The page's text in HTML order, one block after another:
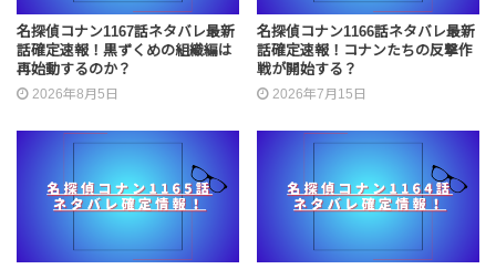
名探偵コナン1167話ネタバレ最新
話確定速報！黒ずくめの組織編は
再始動するのか？
2026年8月5日
名探偵コナン1166話ネタバレ最新
話確定速報！コナンたちの反撃作
戦が開始する？
2026年7月15日